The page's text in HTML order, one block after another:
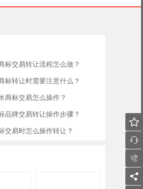
标交易转让流程怎么做？
标转让时需要注意什么？
商标交易怎么操作？
品牌交易转让操作步骤？
交易时怎么操作转让？



